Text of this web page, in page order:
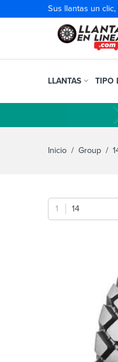
Sus llantas un
LLANTAS TIPO
Inicio / Group /
14